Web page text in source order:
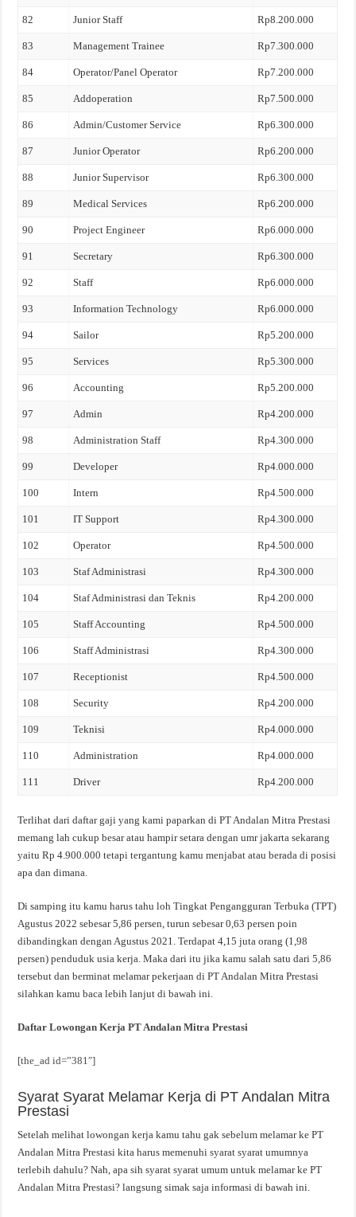
82 Junior Staff Rp8.200.000
83 Management Trainee Rp7.300.000
84 Operator/Panel Operator Rp7.200.000
85 Addoperation Rp7.500.000
86 Admin/Customer Service Rp6.300.000
87 Junior Operator Rp6.200.000
88 Junior Supervisor Rp6.300.000
89 Medical Services Rp6.200.000
90 Project Engineer Rp6.000.000
91 Secretary Rp6.300.000
92 Staff Rp6.000.000
93 Information Technology Rp6.000.000
94 Sailor Rp5.200.000
95 Services Rp5.300.000
96 Accounting Rp5.200.000
97 Admin Rp4.200.000
98 Administration Staff Rp4.300.000
99 Developer Rp4.000.000
100 Intern Rp4.500.000
101 IT Support Rp4.300.000
102 Operator Rp4.500.000
103 Staf Administrasi Rp4.300.000
104 Staf Administrasi dan Teknis Rp4.200.000
105 Staff Accounting Rp4.500.000
106 Staff Administrasi Rp4.300.000
107 Receptionist Rp4.500.000
108 Security Rp4.200.000
109 Teknisi Rp4.000.000
110 Administration Rp4.000.000
111 Driver Rp4.200.000
Terlihat dari daftar gaji yang kami paparkan di PT Andalan Mitra Prestasi
memang lah cukup besar atau hampir setara dengan umr jakarta sekarang
yaitu Rp 4.900.000 tetapi tergantung kamu menjabat atau berada di posisi
apa dan dimana.
Di samping itu kamu harus tahu loh Tingkat Pengangguran Terbuka (TPT)
Agustus 2022 sebesar 5,86 persen, turun sebesar 0,63 persen poin
dibandingkan dengan Agustus 2021. Terdapat 4,15 juta orang (1,98
persen) penduduk usia kerja. Maka dari itu jika kamu salah satu dari 5,86
tersebut dan berminat melamar pekerjaan di PT Andalan Mitra Prestasi
silahkan kamu baca lebih lanjut di bawah ini.
Daftar Lowongan Kerja PT Andalan Mitra Prestasi
[the_ad id=”381″]
Syarat Syarat Melamar Kerja di PT Andalan Mitra
Prestasi
Setelah melihat lowongan kerja kamu tahu gak sebelum melamar ke PT
Andalan Mitra Prestasi kita harus memenuhi syarat syarat umumnya
terlebih dahulu? Nah, apa sih syarat syarat umum untuk melamar ke PT
Andalan Mitra Prestasi? langsung simak saja informasi di bawah ini.